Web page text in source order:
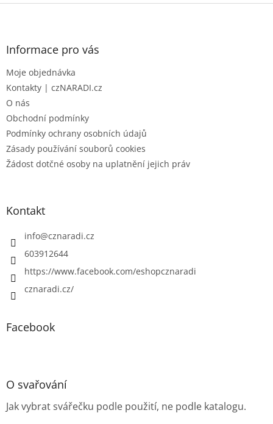
Z
Informace pro vás
Moje objednávka
Kontakty | czNARADI.cz
O nás
Obchodní podmínky
Podmínky ochrany osobních údajů
Zásady používání souborů cookies
Žádost dotčné osoby na uplatnění jejich práv
Kontakt
info@cznaradi.cz
603912644
https://www.facebook.com/eshopcznaradi
cznaradi.cz/
Facebook
O svařování
Jak vybrat svářečku podle použití, ne podle katalogu.